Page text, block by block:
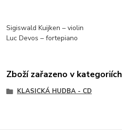
Sigiswald Kuijken – violin
Luc Devos – fortepiano
Zboží zařazeno v kategoriích
KLASICKÁ HUDBA - CD